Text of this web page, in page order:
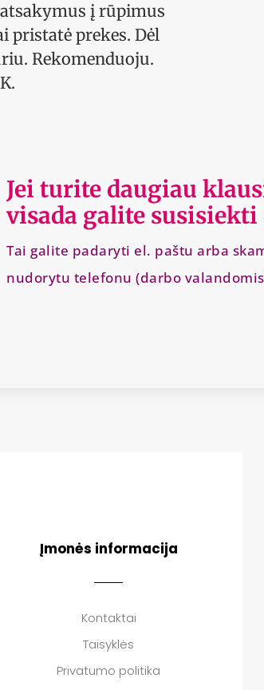
į rūpimus
pristatė prekes. Dėl
Rekomenduoju.
Jei turite daugiau
visada galite
Tai galite padaryti el. paštu arba
nudorytu telefonu (darbo
Įmonės informacija
Kontaktai
Taisyklės
Privatumo politika